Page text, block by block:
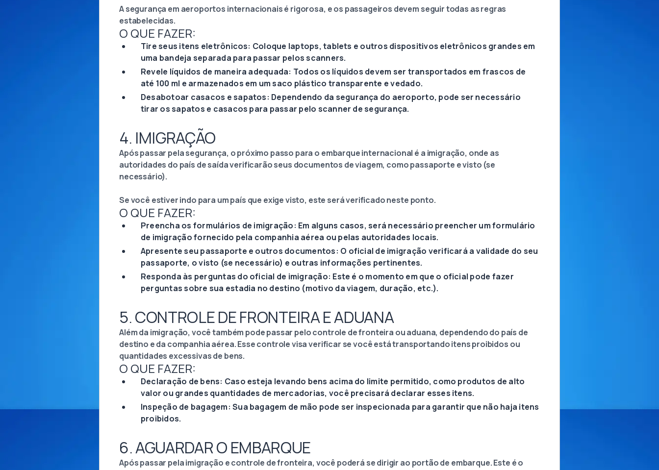
A segurança em aeroportos internacionais é rigorosa, e os passageiros devem seguir todas as regras
estabelecidas.
O QUE FAZER:
Tire seus itens eletrônicos: Coloque laptops, tablets e outros dispositivos eletrônicos grandes em
uma bandeja separada para passar pelos scanners.
Revele líquidos de maneira adequada: Todos os líquidos devem ser transportados em frascos de
até 100 ml e armazenados em um saco plástico transparente e vedado.
Desabotoar casacos e sapatos: Dependendo da segurança do aeroporto, pode ser necessário
tirar os sapatos e casacos para passar pelo scanner de segurança.
4. IMIGRAÇÃO
Após passar pela segurança, o próximo passo para o embarque internacional é a imigração, onde as
autoridades do país de saída verificarão seus documentos de viagem, como passaporte e visto (se
necessário).
Se você estiver indo para um país que exige visto, este será verificado neste ponto.
O QUE FAZER:
Preencha os formulários de imigração: Em alguns casos, será necessário preencher um formulário
de imigração fornecido pela companhia aérea ou pelas autoridades locais.
Apresente seu passaporte e outros documentos: O oficial de imigração verificará a validade do seu
passaporte, o visto (se necessário) e outras informações pertinentes.
Responda às perguntas do oficial de imigração: Este é o momento em que o oficial pode fazer
perguntas sobre sua estadia no destino (motivo da viagem, duração, etc.).
5. CONTROLE DE FRONTEIRA E ADUANA
Além da imigração, você também pode passar pelo controle de fronteira ou aduana, dependendo do país de
destino e da companhia aérea. Esse controle visa verificar se você está transportando itens proibidos ou
quantidades excessivas de bens.
O QUE FAZER:
Declaração de bens: Caso esteja levando bens acima do limite permitido, como produtos de alto
valor ou grandes quantidades de mercadorias, você precisará declarar esses itens.
Inspeção de bagagem: Sua bagagem de mão pode ser inspecionada para garantir que não haja itens
proibidos.
6. AGUARDAR O EMBARQUE
Após passar pela imigração e controle de fronteira, você poderá se dirigir ao portão de embarque. Este é o